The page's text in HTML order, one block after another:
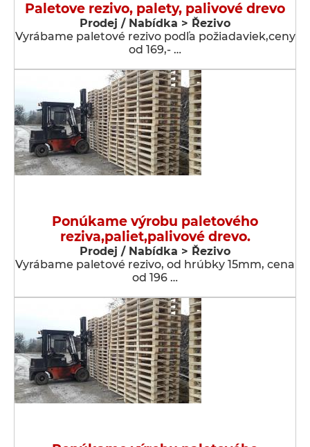
Paletove rezivo, palety, palivové drevo
Prodej / Nabídka > Řezivo
Vyrábame paletové rezivo podľa požiadaviek,ceny
od 169,- …
Ponúkame výrobu paletového
reziva,paliet,palivové drevo.
Prodej / Nabídka > Řezivo
Vyrábame paletové rezivo, od hrúbky 15mm, cena
od 196 …